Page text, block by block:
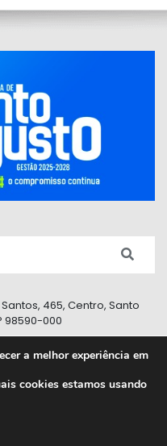
465, Centro, Santo
98590-000
reservados.
a melhor experiência em
cookies estamos usando